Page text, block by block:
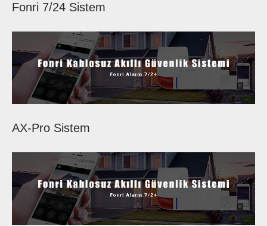
Fonri 7/24 Sistem
AX-Pro Sistem